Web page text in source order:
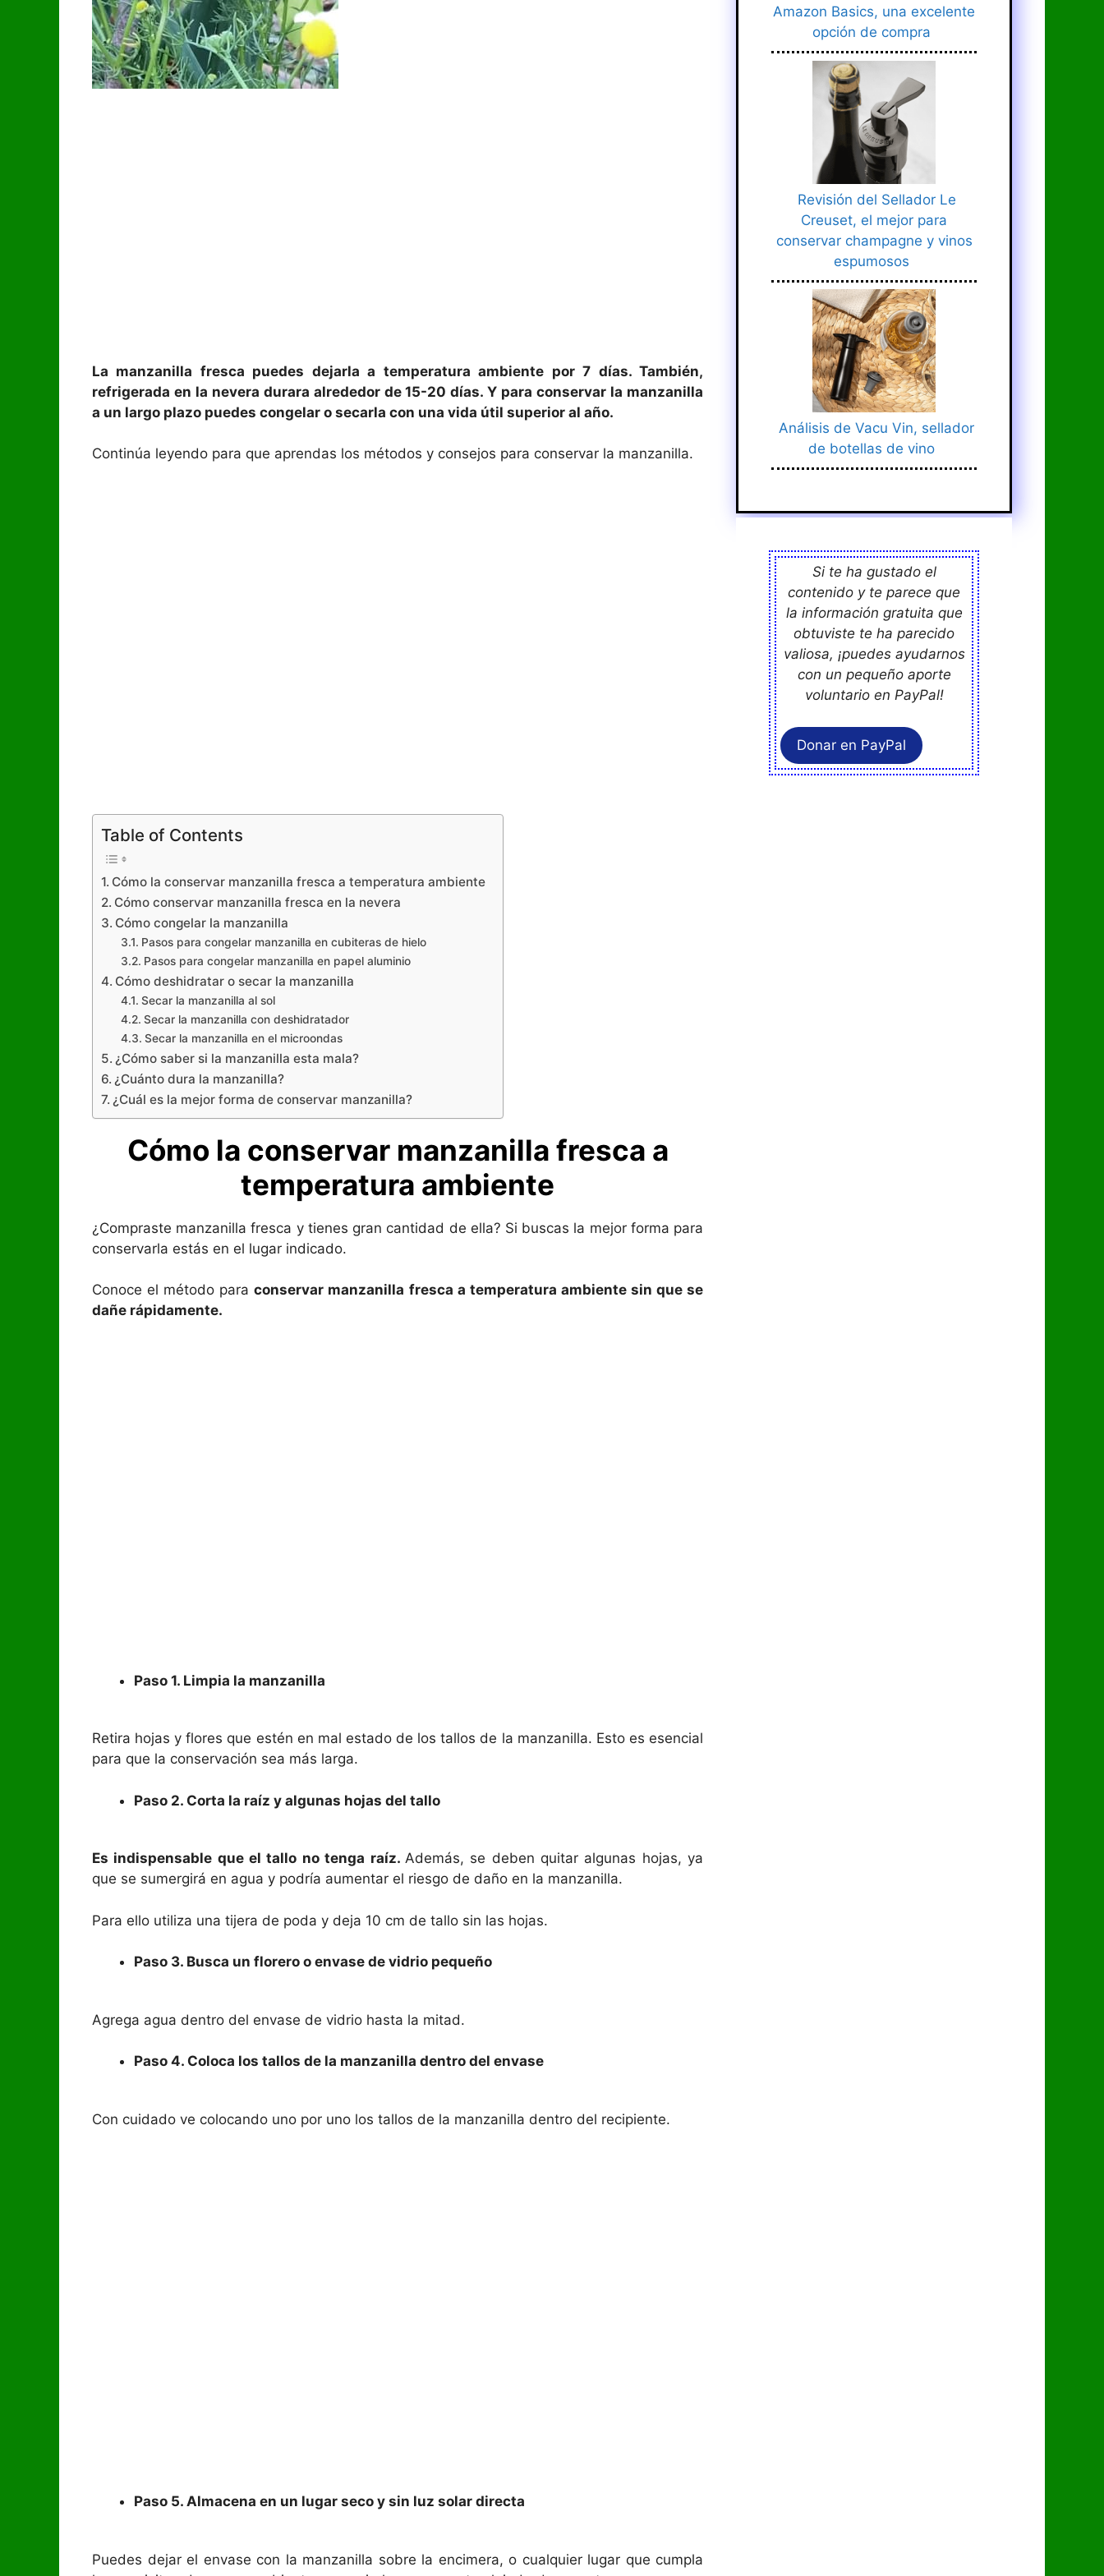
La manzanilla fresca puedes dejarla a temperatura ambiente por 7 días. También,
refrigerada en la nevera durara alrededor de 15-20 días. Y para conservar la manzanilla
a un largo plazo puedes congelar o secarla con una vida útil superior al año.
Continúa leyendo para que aprendas los métodos y consejos para conservar la manzanilla.
Table of Contents
Cómo la conservar manzanilla fresca a temperatura ambiente
Cómo conservar manzanilla fresca en la nevera
Cómo congelar la manzanilla
Pasos para congelar manzanilla en cubiteras de hielo
Pasos para congelar manzanilla en papel aluminio
Cómo deshidratar o secar la manzanilla
Secar la manzanilla al sol
Secar la manzanilla con deshidratador
Secar la manzanilla en el microondas
¿Cómo saber si la manzanilla esta mala?
¿Cuánto dura la manzanilla?
¿Cuál es la mejor forma de conservar manzanilla?
Cómo la conservar manzanilla fresca a
temperatura ambiente
¿Compraste manzanilla fresca y tienes gran cantidad de ella? Si buscas la mejor forma para
conservarla estás en el lugar indicado.
Conoce el método paraconservar manzanilla fresca a temperatura ambiente sin que se
dañe rápidamente.
Paso 1. Limpia la manzanilla
Retira hojas y flores que estén en mal estado de los tallos de la manzanilla. Esto es esencial
para que la conservación sea más larga.
Paso 2. Corta la raíz y algunas hojas del tallo
Es indispensable que el tallo no tenga raíz. Además, se deben quitar algunas hojas, ya
que se sumergirá en agua y podría aumentar el riesgo de daño en la manzanilla.
Para ello utiliza una tijera de poda y deja 10 cm de tallo sin las hojas.
Paso 3. Busca un florero o envase de vidrio pequeño
Agrega agua dentro del envase de vidrio hasta la mitad.
Paso 4. Coloca los tallos de la manzanilla dentro del envase
Con cuidado ve colocando uno por uno los tallos de la manzanilla dentro del recipiente.
Paso 5. Almacena en un lugar seco y sin luz solar directa
Puedes dejar el envase con la manzanilla sobre la encimera, o cualquier lugar que cumpla
Amazon Basics, una excelente
opción de compra
Revisión del Sellador Le
Creuset, el mejor para
conservar champagne y vinos
espumosos
Análisis de Vacu Vin, sellador
de botellas de vino
Si te ha gustado el
contenido y te parece que
la información gratuita que
obtuviste te ha parecido
valiosa, ¡puedes ayudarnos
con un pequeño aporte
voluntario en PayPal!
Donar en PayPal